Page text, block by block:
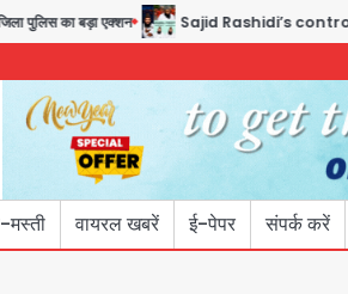
का बड़ा एक्शन Sajid Rashidi’s controversial:
मस्ती वायरल खबरें ई-पेपर संपर्क करें